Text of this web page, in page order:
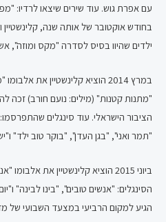
עם אפרת גוש. עוד שירים שיצאו לרדיו:
ילדים שהיוו בסיס לסדרה "מקס ומוזה",
במרץ 2014 הוציא קלינשטיין את
"מתנות קטנות" (מילים: נועם חורב) זכה
הציבור הישראלי. עוד סינגלים
"תמר ואני", "בגן העדן", "בוקר טוב ילד"
ביוני 2015 הוציא קלינשטיין את
הסינגלים: "אנשים טובים", "בינו לבינה"
הגיע למקום הרביעי במצעד השבועי של